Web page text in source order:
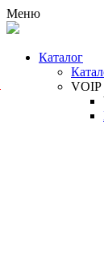
Меню
Каталог
VOIP